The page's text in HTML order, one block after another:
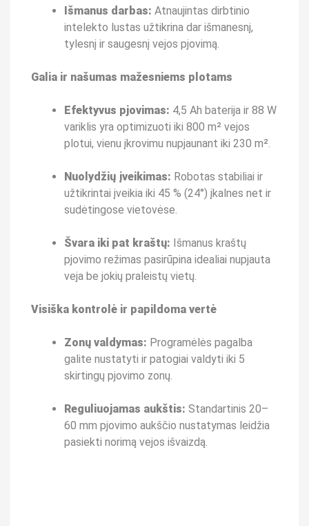
Išmanus darbas: Atnaujintas dirbtinio
intelekto lustas užtikrina dar išmanesnį,
tylesnį ir saugesnį vejos pjovimą.
Galia ir našumas mažesniems plotams
Efektyvus pjovimas: 4,5 Ah baterija ir 88 W
variklis yra optimizuoti iki 800 m² vejos
plotui, vienu įkrovimu nupjaunant iki 230 m².
Nuolydžių įveikimas: Robotas stabiliai ir
užtikrintai įveikia iki 45 % (24°) įkalnes net ir
sudėtingose vietovėse.
Švara iki pat kraštų: Išmanus kraštų
pjovimo režimas pasirūpina idealiai nupjauta
veja be jokių praleistų vietų.
Visiška kontrolė ir papildoma vertė
Zonų valdymas: Programėlės pagalba
galite nustatyti ir patogiai valdyti iki 5
skirtingų pjovimo zonų.
Reguliuojamas aukštis: Standartinis 20–
60 mm pjovimo aukščio nustatymas leidžia
pasiekti norimą vejos išvaizdą.